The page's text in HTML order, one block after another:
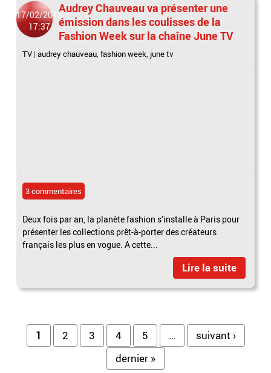
17/02/2015
17:37
Audrey Chauveau va présenter une
émission dans les coulisses de la
Fashion Week sur la chaîne June TV
TV |audrey chauveau,fashion week, june tv
3 commentaires
Deux fois par an, la planète fashion s’installe à Paris pour
présenter les collections prêt-à-porter des créateurs
français les plus en vogue. A cette...
Lire la suite
Pages
1 2 3 4 5 …
suivant ›
dernier »